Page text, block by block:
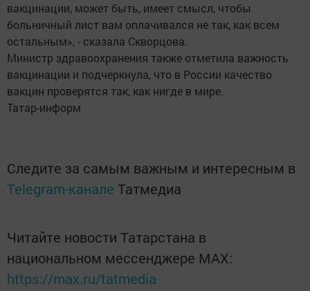
вакцинации, может быть, имеет смысл, чтобы
больничный лист вам оплачивался не так, как всем
остальным», - сказала Скворцова.
Министр здравоохранения также отметила важность
вакцинации и подчеркнула, что в России качество
вакцин проверятся так, как нигде в мире.
Татар-информ
Следите за самым важным и интересным в
Telegram-канале Татмедиа
Читайте новости Татарстана в
национальном мессенджере MАХ:
https://max.ru/tatmedia